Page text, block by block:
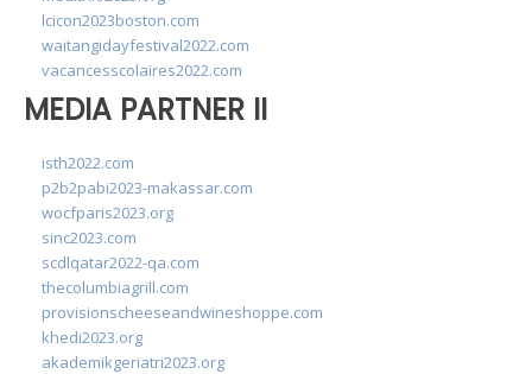
lcicon2023boston.com
waitangidayfestival2022.com
vacancesscolaires2022.com
MEDIA PARTNER II
isth2022.com
p2b2pabi2023-makassar.com
wocfparis2023.org
sinc2023.com
scdlqatar2022-qa.com
thecolumbiagrill.com
provisionscheeseandwineshoppe.com
khedi2023.org
akademikgeriatri2023.org